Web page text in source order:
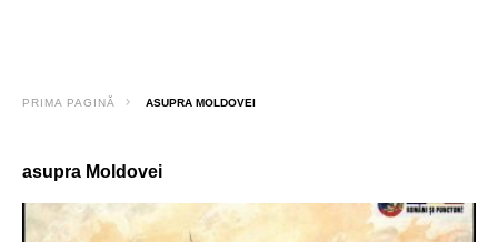
PRIMA PAGINĂ ASUPRA MOLDOVEI
asupra Moldovei